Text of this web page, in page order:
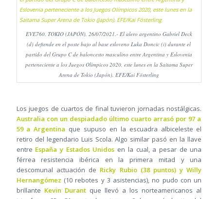
EVE760. TOKIO (JAPÓN), 26/07/2021.- El alero argentino Gabriel Deck
(d) defiende en el poste bajo al base esloveno Luka Doncic (i) durante el
partido del Grupo C de baloncesto masculino entre Argentina y Eslovenia
perteneciente a los Juegos Olímpicos 2020, este lunes en la Saitama Super
Arena de Tokio (Japón). EFE/Kai Fösterling
Los juegos de cuartos de final tuvieron jornadas nostálgicas.
Australia con un despiadado último cuarto arrasó por 97 a
59 a Argentina que supuso en la escuadra albiceleste el
retiro del legendario Luis Scola. Algo similar pasó en la llave
entre España y Estados Unidos en la cual, a pesar de una
férrea resistencia ibérica en la primera mitad y una
descomunal actuación de Ricky Rubio (38 puntos) y Willy
Hernangómez (10 rebotes y 3 asistencias), no pudo con un
brillante Kevin Durantque llevó a los norteamericanos al